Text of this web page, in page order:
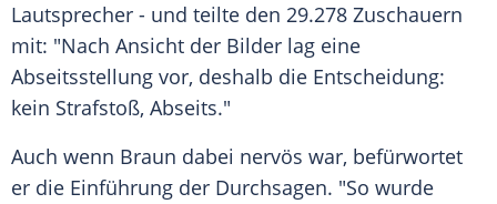
Lautsprecher - und teilte den 29.278 Zuschauern
mit: "Nach Ansicht der Bilder lag eine
Abseitsstellung vor, deshalb die Entscheidung:
kein Strafstoß, Abseits."
Auch wenn Braun dabei nervös war, befürwortet
er die Einführung der Durchsagen. "So wurde